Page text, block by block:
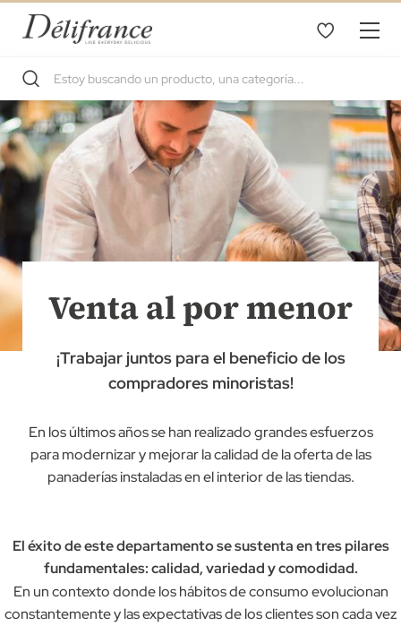
Venta al por menor
¡Trabajar juntos para el beneficio de los
compradores minoristas!
En los últimos años se han realizado grandes esfuerzos
para modernizar y mejorar la calidad de la oferta de las
panaderías instaladas en el interior de las tiendas.
El éxito de este departamento se sustenta en tres pilares
fundamentales: calidad, variedad y comodidad.
En un contexto donde los hábitos de consumo evolucionan
constantemente y las expectativas de los clientes son cada vez